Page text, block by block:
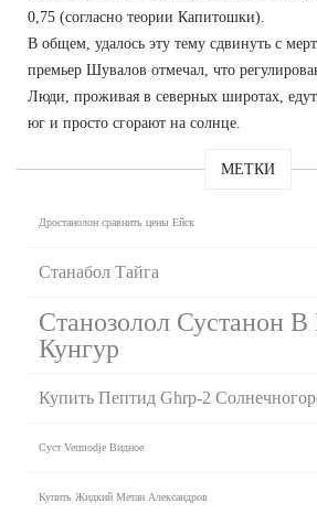
0,75 (согласно теории Капитошки).
В общем, удалось эту тему сдвинуть с
премьер Шувалов отмечал, что
Люди, проживая в северных широтах,
юг и просто сгорают на солнце.
МЕТКИ
Дростанолон сравнить цены Ейск
Станабол Тайга
Станозолол Сустанон В
Кунгур
Купить Пептид Ghrp-2
Суст Vermodje Видное
Купить Жидкий Метан Александров